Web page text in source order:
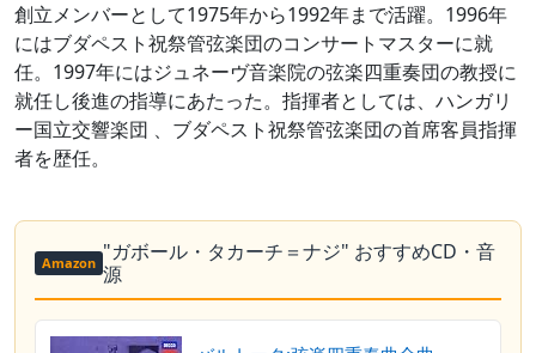
創立メンバーとして1975年から1992年まで活躍。1996年
にはブダペスト祝祭管弦楽団のコンサートマスターに就
任。1997年にはジュネーヴ音楽院の弦楽四重奏団の教授に
就任し後進の指導にあたった。指揮者としては、ハンガリ
ー国立交響楽団 、ブダペスト祝祭管弦楽団の首席客員指揮
者を歴任。
Amazon "ガボール・タカーチ＝ナジ" おすすめCD・音
源